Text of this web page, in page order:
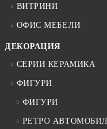
ВИТРИНИ
ОФИС МЕБЕЛИ
ДЕКОРАЦИЯ
СЕРИИ КЕРАМИКА
ФИГУРИ
ФИГУРИ
РЕТРО